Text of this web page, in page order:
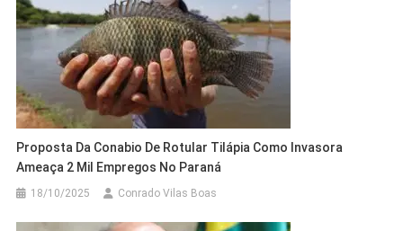
Proposta Da Conabio De Rotular Tilápia Como Invasora
Ameaça 2 Mil Empregos No Paraná
18/10/2025 Conrado Vilas Boas